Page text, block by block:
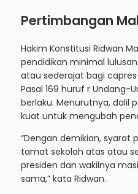
Pertimbangan
Hakim Konstitusi Ridwan
pendidikan minimal
atau sederajat bagi
Pasal 169 huruf r Undang-
berlaku. Menurutnya, dalil
kuat untuk mengubah
“Dengan demikian, syarat
tamat sekolah atas atau
presiden dan wakilnya
sama,” kata Ridwan.